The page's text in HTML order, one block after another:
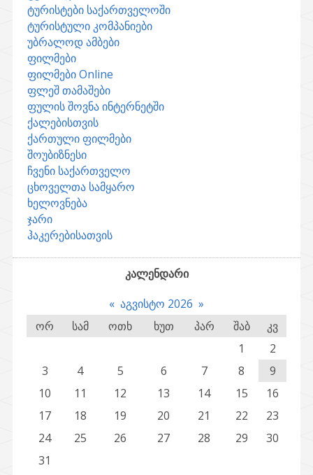
ტურისტები საქართველოში
ტურისტული კომპანიები
უბრალოდ ამბები
ფილმები
ფილმები Online
ფლეშ თამაშები
ფულის შოვნა ინტერნეტში
ქალებისთვის
ქართული ფილმები
შოუბიზნესი
ჩვენი საქართველო
ცხოველთა სამყარო
ხელოვნება
ჯარი
ჰაკერებისათვის
კალენდარი
« აგვისტო 2026 »
ორ
სამ ოთხ ხუთ პარ შაბ
კვ
1
2
3
4 5 6 7 8
9
10
11 12 13 14 15
16
17
18 19 20 21 22
23
24
25 26 27 28 29
30
31